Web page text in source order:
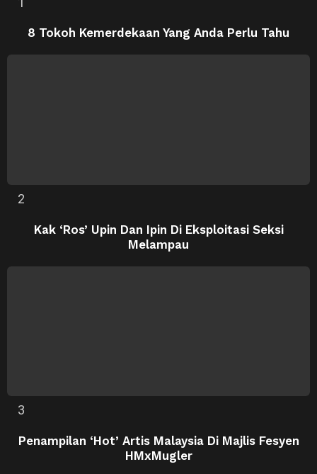
8 Tokoh Kemerdekaan Yang Anda Perlu Tahu
Kak ‘Ros’ Upin Dan Ipin Di Eksploitasi Seksi
Melampau
Penampilan ‘Hot’ Artis Malaysia Di Majlis Fesyen
HMxMugler